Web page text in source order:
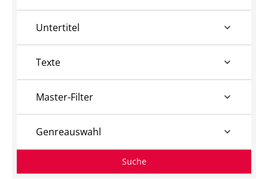
Untertitel
Texte
Master-Filter
Genreauswahl
Suche